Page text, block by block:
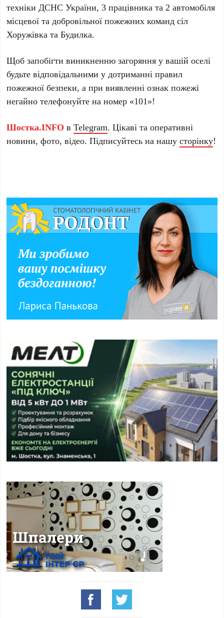
техніки ДСНС України, 3 працівника та 2 автомобіля
місцевої та добровільної пожежних команд сіл
Хоружівка та Будилка.
Щоб запобігти виникненню загоряння у вашій оселі
будьте відповідальними у дотриманні правил
пожежної безпеки, а при виявленні ознак пожежі
негайно телефонуйте на номер «101»!
Шостка.INFO вTelegram. Цікаві та оперативні
новини, фото, відео. Підписуйтесь на нашусторінку!